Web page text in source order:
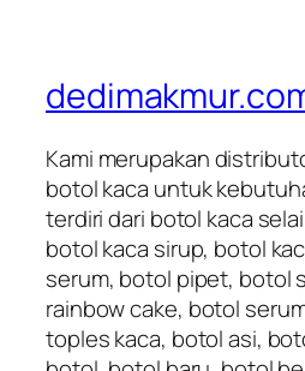
Kami merupakan
botol kaca untuk
terdiri dari botol kaca
botol kaca sirup, botol
serum, botol pipet, botol
rainbow cake, botol
toples kaca, botol asi,